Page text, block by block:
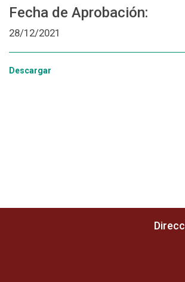
Fecha de Aprobación:
28/12/2021
Descargar